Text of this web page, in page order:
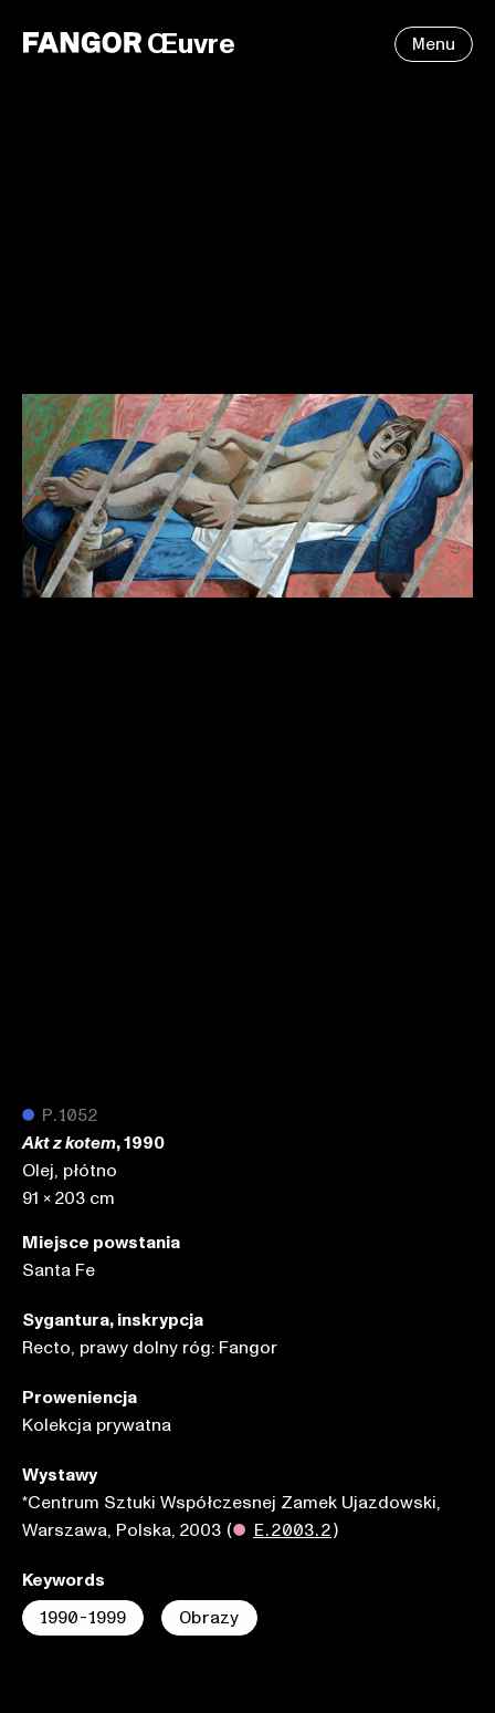
Œuvre Menu
● P.1052
Akt z kotem, 1990
Olej, płótno
91 x 203 cm
Miejsce powstania
Santa Fe
Keywords
1990-1999 Obrazy
Sygantura, inskrypcja
Recto, prawy dolny róg: Fangor
Proweniencja
Kolekcja prywatna
Wystawy
*Centrum Sztuki Współczesnej Zamek Ujazdowski,
Warszawa, Polska, 2003 (● E.2003.2)